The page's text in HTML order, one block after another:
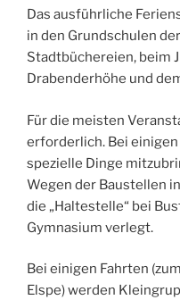
Das ausführliche
in den Grundschulen
Stadtbüchereien, beim
Drabenderhöhe und
Für die meisten
erforderlich. Bei
spezielle Dinge
Wegen der Baustellen
die „Haltestelle“ bei
Gymnasium verlegt.
Bei einigen Fahrten
Elspe) werden